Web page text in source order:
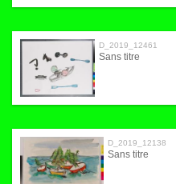
D_2019_12461
Sans titre
D_2019_12138
Sans titre